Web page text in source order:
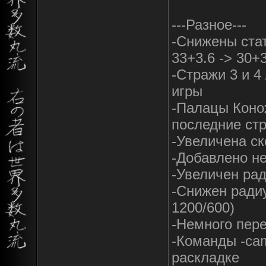
---Разное---
-Снижены
33+3.6 ->
-Стражи 3 и 4
игры
-Палацы
последние
-Увеличена
-Добавлено
-Увеличен
-Снижен
1200/600)
-Немного
-Команды -
раскладке